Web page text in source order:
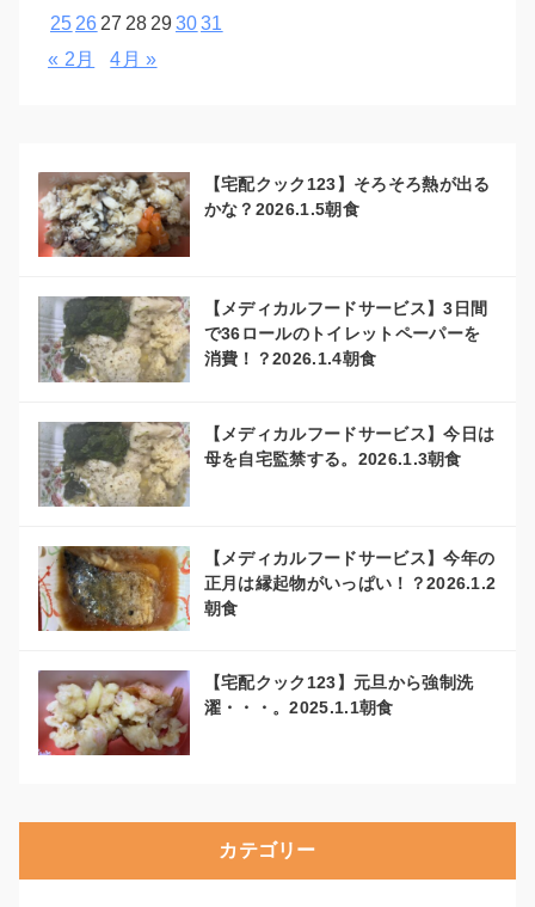
25 26 27 28 293031
« 2月
4月 »
【宅配クック123】そろそろ熱が出る
かな？2026.1.5朝食
【メディカルフードサービス】3日間
で36ロールのトイレットペーパーを
消費！？2026.1.4朝食
【メディカルフードサービス】今日は
母を自宅監禁する。2026.1.3朝食
【メディカルフードサービス】今年の
正月は縁起物がいっぱい！？2026.1.2
朝食
【宅配クック123】元旦から強制洗
濯・・・。2025.1.1朝食
カテゴリー